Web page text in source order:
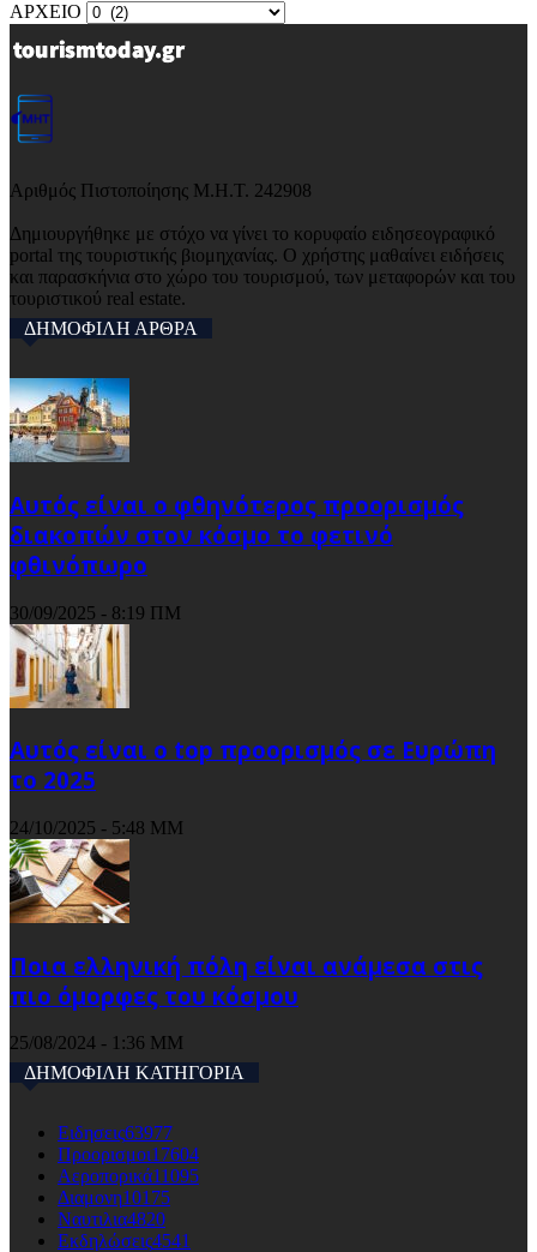
ΑΡΧΕΙΟ
Αριθμός Πιστοποίησης Μ.Η.Τ. 242908
Δημιουργήθηκε με στόχο να γίνει το κορυφαίο ειδησεογραφικό
portal της τουριστικής βιομηχανίας. Ο χρήστης μαθαίνει ειδήσεις
και παρασκήνια στο χώρο του τουρισμού, των μεταφορών και του
τουριστικού real estate.
ΔΗΜΟΦΙΛΗ ΑΡΘΡΑ
Αυτός είναι ο φθηνότερος προορισμός
διακοπών στον κόσμο το φετινό
φθινόπωρο
30/09/2025 - 8:19 ΠΜ
Αυτός είναι ο top προορισμός σε Ευρώπη
το 2025
24/10/2025 - 5:48 ΜΜ
Ποια ελληνική πόλη είναι ανάμεσα στις
πιο όμορφες του κόσμου
25/08/2024 - 1:36 ΜΜ
ΔΗΜΟΦΙΛΗ ΚΑΤΗΓΟΡΙΑ
Ειδησεις63977
Προορισμοι17604
Αεροπορικά11095
Διαμονη10175
Ναυτιλια4820
Εκδηλώσεις4541